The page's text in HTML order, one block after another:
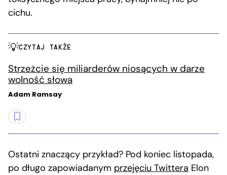
cichu.
CZYTAJ TAKŻE
Strzeżcie się miliarderów niosących w darze
wolność słowa
Adam Ramsay
Ostatni znaczący przykład? Pod koniec listopada,
po długo zapowiadanym przejęciu Twittera Elon